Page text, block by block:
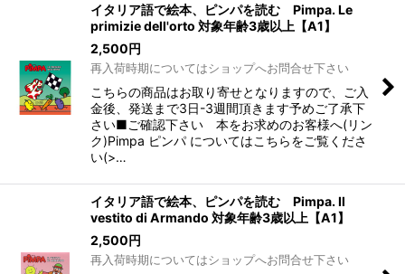
イタリア語で絵本、ピンパを読む Pimpa. Le
primizie dell'orto 対象年齢3歳以上【A1】
2,500円
再入荷時期についてはショップへお問合せ下さい
こちらの商品はお取り寄せとなりますので、ご入
金後、発送まで3日-3週間頂きます予めご了承下
さい■ご確認下さい 本をお求めのお客様へ(リン
ク)Pimpa ピンパ についてはこちらをご覧くださ
い(>…
イタリア語で絵本、ピンパを読む Pimpa. Il
vestito di Armando 対象年齢3歳以上【A1】
2,500円
再入荷時期についてはショップへお問合せ下さい